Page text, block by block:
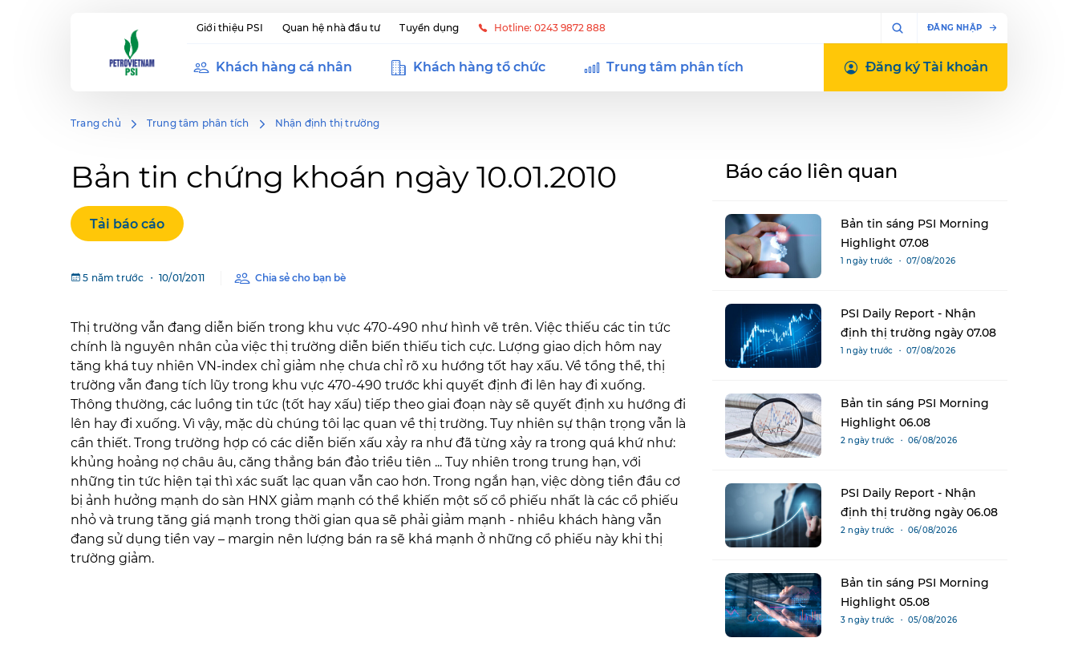
Giới thiệu PSI Quan hệ nhà đầu tư Tuyển dụng Hotline: 0243 9872 888 ĐĂNG NHẬP
Khách hàng cá nhân Khách hàng tổ chức Trung tâm phân tích Đăng kýTài khoản
Trang chủ Trung tâm phân tích Nhận định thị trường
Bản tin chứng khoán ngày 10.01.2010
Tải báo cáo
5 năm trước ・ 10/01/2011 Chia sẻ cho bạn bè
Thị trường vẫn đang diễn biến trong khu vực 470-490 như hình vẽ trên. Việc thiếu các tin tức
chính là nguyên nhân của việc thị trường diễn biến thiếu tich cực. Lượng giao dịch hôm nay
tăng khá tuy nhiên VN-index chỉ giảm nhẹ chưa chỉ rõ xu hướng tốt hay xấu. Về tổng thể, thị
trường vẫn đang tích lũy trong khu vực 470-490 trước khi quyết định đi lên hay đi xuống.
Thông thường, các luồng tin tức (tốt hay xấu) tiếp theo giai đoạn này sẽ quyết định xu hướng đi
lên hay đi xuống. Vì vậy, mặc dù chúng tôi lạc quan về thị trường. Tuy nhiên sự thận trọng vẫn là
cần thiết. Trong trường hợp có các diễn biến xấu xảy ra như đã từng xảy ra trong quá khứ như:
khủng hoảng nợ châu âu, căng thẳng bán đảo triều tiên ... Tuy nhiên trong trung hạn, với
những tin tức hiện tại thì xác suất lạc quan vẫn cao hơn. Trong ngắn hạn, việc dòng tiền đầu cơ
bị ảnh hưởng mạnh do sàn HNX giảm mạnh có thể khiến một số cổ phiếu nhất là các cổ phiếu
nhỏ và trung tăng giá mạnh trong thời gian qua sẽ phải giảm mạnh - nhiều khách hàng vẫn
đang sử dụng tiền vay – margin nên lượng bán ra sẽ khá mạnh ở những cổ phiếu này khi thị
trường giảm.
Báo cáo liên quan
Bản tin sáng PSI Morning
Highlight 07.08
1 ngày trước ・ 07/08/2026
PSI Daily Report - Nhận
định thị trường ngày 07.08
1 ngày trước ・ 07/08/2026
Bản tin sáng PSI Morning
Highlight 06.08
2 ngày trước ・ 06/08/2026
PSI Daily Report - Nhận
định thị trường ngày 06.08
2 ngày trước ・ 06/08/2026
Bản tin sáng PSI Morning
Highlight 05.08
3 ngày trước ・ 05/08/2026